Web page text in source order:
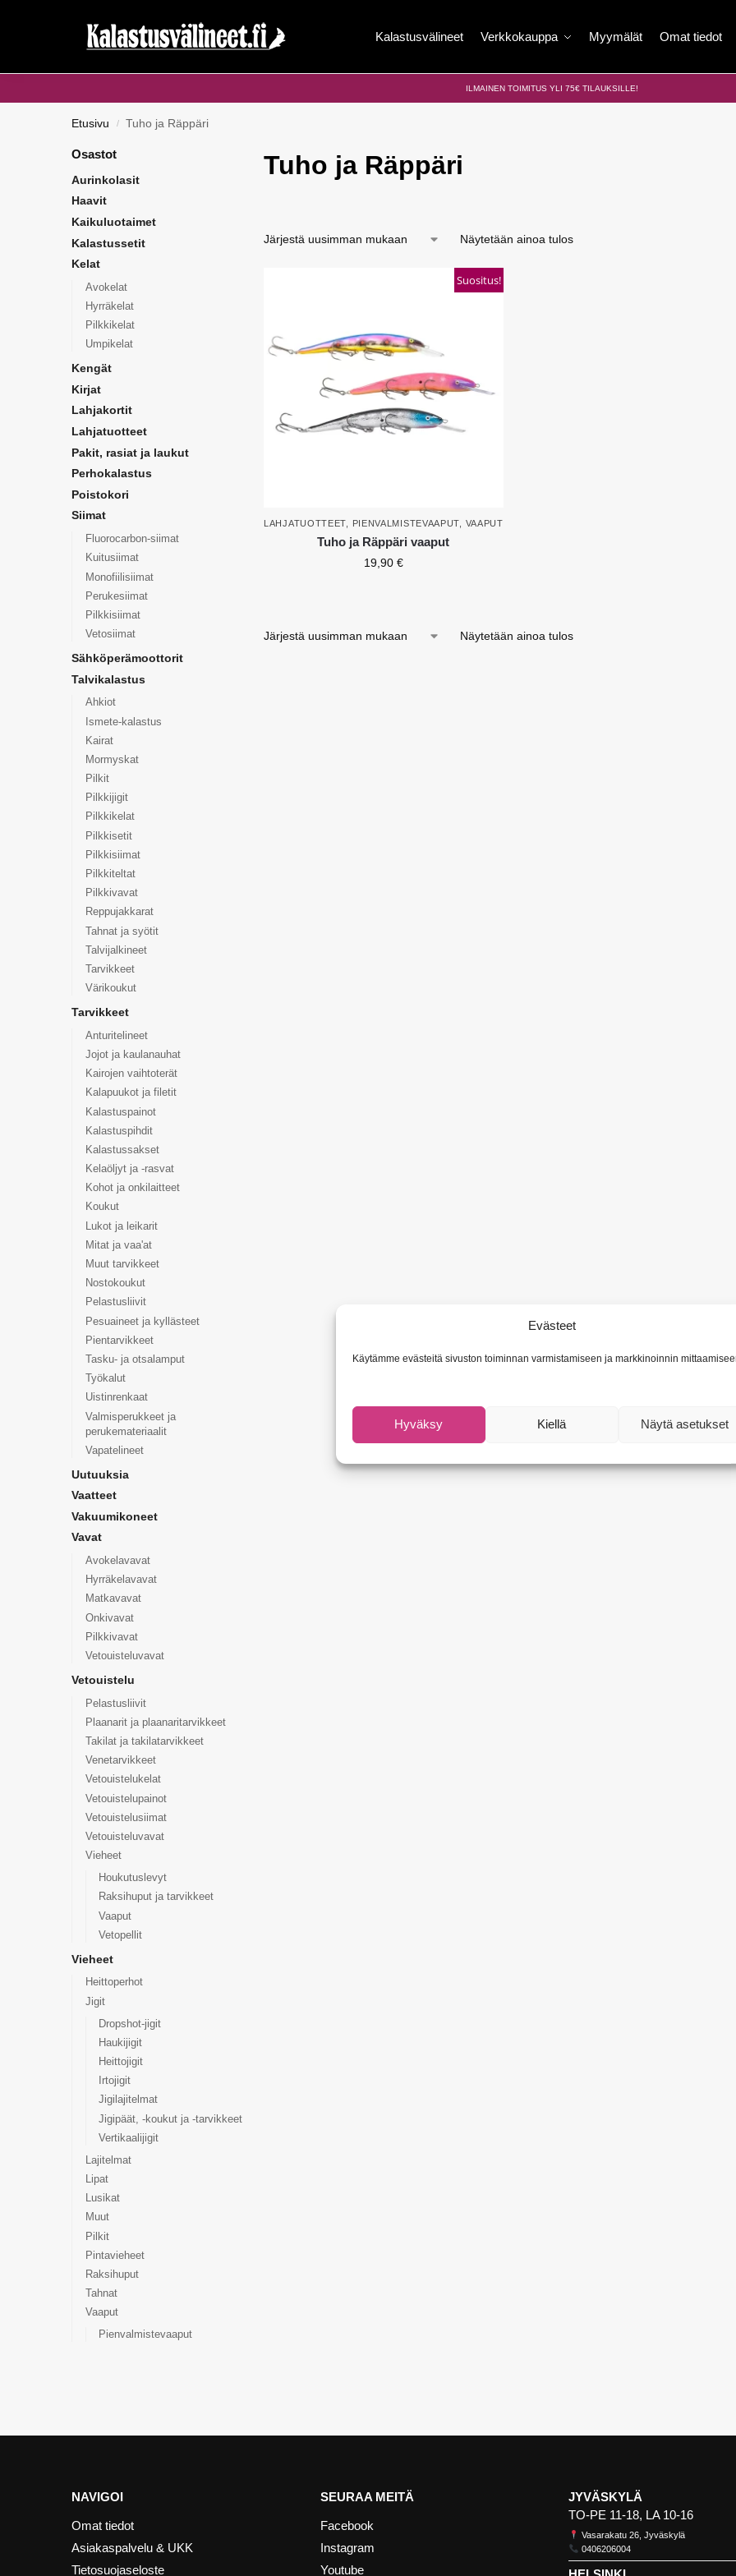
Evästeet
Käytämme evästeitä sivuston toiminnan varmistamiseen ja markkinoinnin
Hyväksy Kiellä Näytä asetukset
Kalastusvälineet Verkkokauppa Myymälät Omat tiedot
ILMAINEN TOIMITUS YLI 75€ TILAUKSILLE!
Etusivu / Tuho ja Räppäri
Tuho ja Räppäri
Näytetään ainoa tulos
Suositus!
LAHJATUOTTEET PIENVALMISTEVAAPUT VAAPUT
Tuho ja Räppäri vaaput
19,90 €
Näytetään ainoa tulos
Osastot
Aurinkolasit
Haavit
Kaikuluotaimet
Kalastussetit
Kelat
Avokelat
Hyrräkelat
Pilkkikelat
Umpikelat
Kengät
Kirjat
Lahjakortit
Lahjatuotteet
Pakit, rasiat ja laukut
Perhokalastus
Poistokori
Siimat
Fluorocarbon-siimat
Kuitusiimat
Monofiilisiimat
Perukesiimat
Pilkkisiimat
Vetosiimat
Sähköperämoottorit
Talvikalastus
Ahkiot
Ismete-kalastus
Kairat
Mormyskat
Pilkit
Pilkkijigit
Pilkkikelat
Pilkkisetit
Pilkkisiimat
Pilkkiteltat
Pilkkivavat
Reppujakkarat
Tahnat ja syötit
Talvijalkineet
Tarvikkeet
Värikoukut
Tarvikkeet
Anturitelineet
Jojot ja kaulanauhat
Kairojen vaihtoterät
Kalapuukot ja filetit
Kalastuspainot
Kalastuspihdit
Kalastussakset
Kelaöljyt ja -rasvat
Kohot ja onkilaitteet
Koukut
Lukot ja leikarit
Mitat ja vaa'at
Muut tarvikkeet
Nostokoukut
Pelastusliivit
Pesuaineet ja kyllästeet
Pientarvikkeet
Tasku- ja otsalamput
Työkalut
Uistinrenkaat
Valmisperukkeet ja
perukemateriaalit
Vapatelineet
Uutuuksia
Vaatteet
Vakuumikoneet
Vavat
Avokelavavat
Hyrräkelavavat
Matkavavat
Onkivavat
Pilkkivavat
Vetouisteluvavat
Vetouistelu
Pelastusliivit
Plaanarit ja plaanaritarvikkeet
Takilat ja takilatarvikkeet
Venetarvikkeet
Vetouistelukelat
Vetouistelupainot
Vetouistelusiimat
Vetouisteluvavat
Vieheet
Houkutuslevyt
Raksihuput ja tarvikkeet
Vaaput
Vetopellit
Vieheet
Heittoperhot
Jigit
Dropshot-jigit
Haukijigit
Heittojigit
Irtojigit
Jigilajitelmat
Jigipäät, -koukut ja -tarvikkeet
Vertikaalijigit
Lajitelmat
Lipat
Lusikat
Muut
Pilkit
Pintavieheet
Raksihuput
Tahnat
Vaaput
Pienvalmistevaaput
NAVIGOI
Omat tiedot
Asiakaspalvelu & UKK
Tietosuojaseloste
SEURAA MEITÄ
Facebook
Instagram
Youtube
JYVÄSKYLÄ
TO-PE 11-18, LA 10-16
Vasarakatu 26, Jyväskylä
0406206004